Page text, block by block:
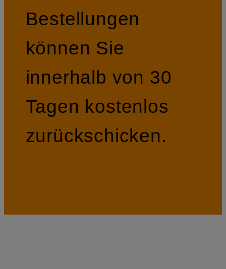
Bestellungen
können Sie
innerhalb von 30
Tagen kostenlos
zurückschicken.